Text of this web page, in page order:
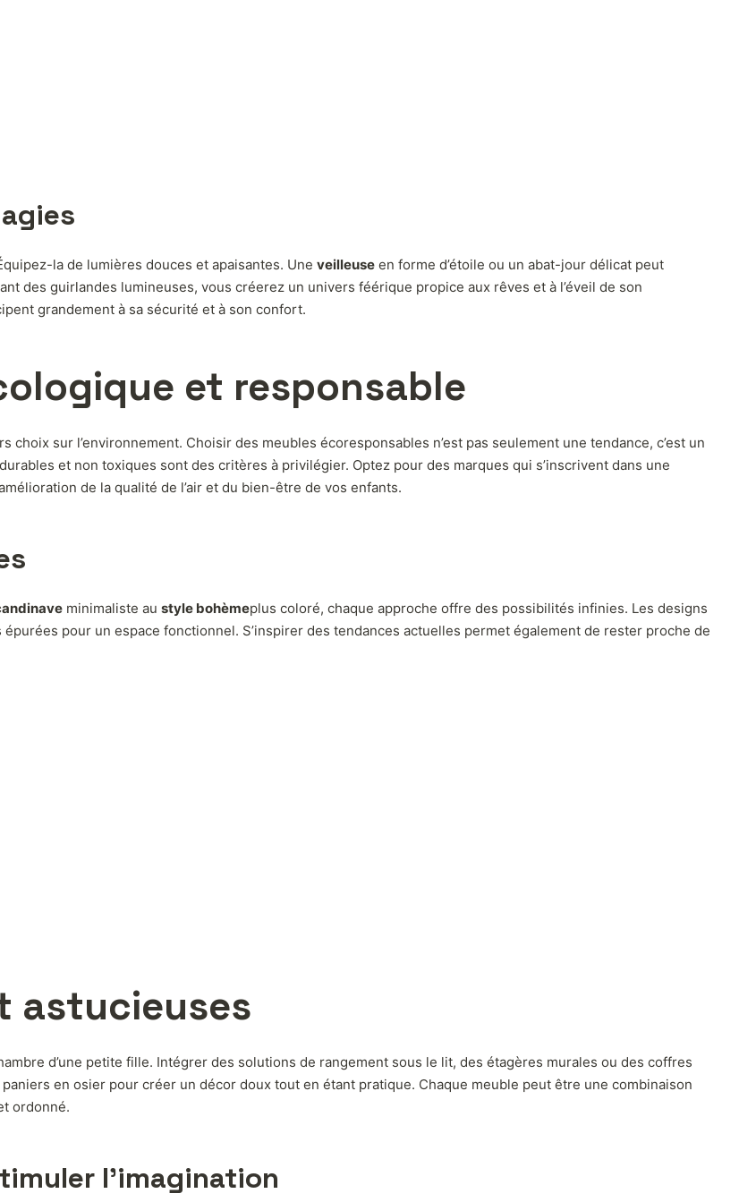
la de lumières douces et apaisantes. Une veilleuse en forme d’étoile ou un abat-jour délicat peut
des guirlandes lumineuses, vous créerez un univers féérique propice aux rêves et à l’éveil de son
grandement à sa sécurité et à son confort.
et responsable
sur l’environnement. Choisir des meubles écoresponsables n’est pas seulement une tendance, c’est un
et non toxiques sont des critères à privilégier. Optez pour des marques qui s’inscrivent dans une
de la qualité de l’air et du bien-être de vos enfants.
minimaliste au style bohèmeplus coloré, chaque approche offre des possibilités infinies. Les designs
pour un espace fonctionnel. S’inspirer des tendances actuelles permet également de rester proche de
astucieuses
d’une petite fille. Intégrer des solutions de rangement sous le lit, des étagères murales ou des coffres
en osier pour créer un décor doux tout en étant pratique. Chaque meuble peut être une combinaison
ordonné.
l’imagination